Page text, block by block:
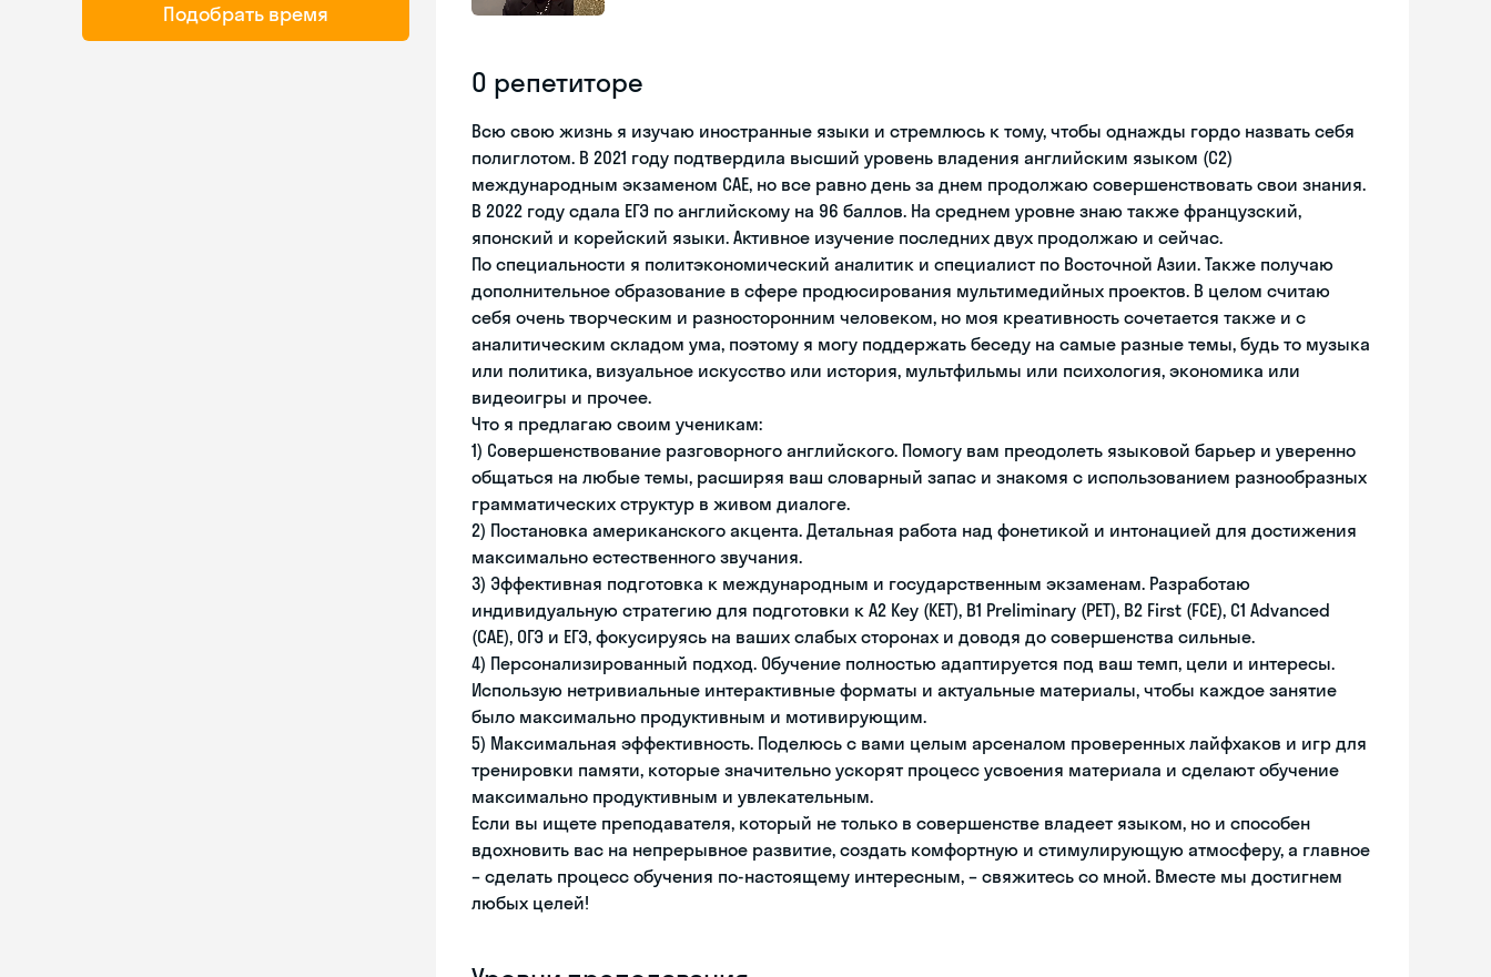
Подобрать время
О репетиторе
Всю свою жизнь я изучаю иностранные языки и стремлюсь к тому, чтобы однажды гордо назвать себя
полиглотом. В 2021 году подтвердила высший уровень владения английским языком (С2)
международным экзаменом CAE, но все равно день за днем продолжаю совершенствовать свои знания.
В 2022 году сдала ЕГЭ по английскому на 96 баллов. На среднем уровне знаю также французский,
японский и корейский языки. Активное изучение последних двух продолжаю и сейчас.
По специальности я политэкономический аналитик и специалист по Восточной Азии. Также получаю
дополнительное образование в сфере продюсирования мультимедийных проектов. В целом считаю
себя очень творческим и разносторонним человеком, но моя креативность сочетается также и с
аналитическим складом ума, поэтому я могу поддержать беседу на самые разные темы, будь то музыка
или политика, визуальное искусство или история, мультфильмы или психология, экономика или
видеоигры и прочее.
Что я предлагаю своим ученикам:
1) Совершенствование разговорного английского. Помогу вам преодолеть языковой барьер и уверенно
общаться на любые темы, расширяя ваш словарный запас и знакомя с использованием разнообразных
грамматических структур в живом диалоге.
2) Постановка американского акцента. Детальная работа над фонетикой и интонацией для достижения
максимально естественного звучания.
3) Эффективная подготовка к международным и государственным экзаменам. Разработаю
индивидуальную стратегию для подготовки к A2 Key (KET), B1 Preliminary (PET), B2 First (FCE), C1 Advanced
(CAE), ОГЭ и ЕГЭ, фокусируясь на ваших слабых сторонах и доводя до совершенства сильные.
4) Персонализированный подход. Обучение полностью адаптируется под ваш темп, цели и интересы.
Использую нетривиальные интерактивные форматы и актуальные материалы, чтобы каждое занятие
было максимально продуктивным и мотивирующим.
5) Максимальная эффективность. Поделюсь с вами целым арсеналом проверенных лайфхаков и игр для
тренировки памяти, которые значительно ускорят процесс усвоения материала и сделают обучение
максимально продуктивным и увлекательным.
Если вы ищете преподавателя, который не только в совершенстве владеет языком, но и способен
вдохновить вас на непрерывное развитие, создать комфортную и стимулирующую атмосферу, а главное
– сделать процесс обучения по-настоящему интересным, – свяжитесь со мной. Вместе мы достигнем
любых целей!